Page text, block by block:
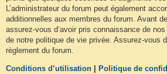
L’administrateur du forum peut également
additionnelles aux membres du forum. Avant
assurez-vous d’avoir pris connaissance de
de notre politique de vie privée. Assurez-vous
règlement du forum.
Conditions d’utilisation Politique de